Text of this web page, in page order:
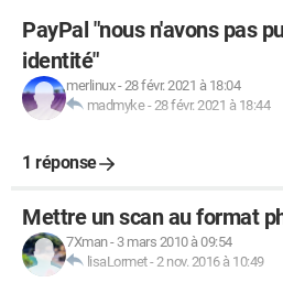
PayPal "nous n'avons pas
identité"
merlinux-28 févr. 2021 à 18:04
madmyke-28 févr. 2021 à 18:44
1 réponse
Mettre un scan au format
7Xman- 3 mars 2010 à 09:54
lisaLormet-2 nov. 2016 à 10:49